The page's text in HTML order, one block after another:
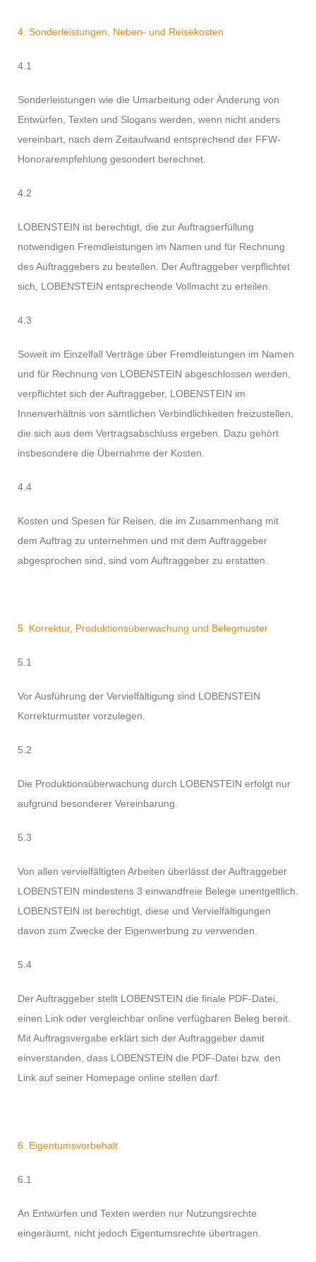
4. Sonderleistungen, Neben- und Reisekosten
4.1
Sonderleistungen wie die Umarbeitung oder Änderung von
Entwürfen, Texten und Slogans werden, wenn nicht anders
vereinbart, nach dem Zeitaufwand entsprechend der FFW-
Honorarempfehlung gesondert berechnet.
4.2
LOBENSTEIN ist berechtigt, die zur Auftragserfüllung
notwendigen Fremdleistungen im Namen und für Rechnung
des Auftraggebers zu bestellen. Der Auftraggeber verpflichtet
sich, LOBENSTEIN entsprechende Vollmacht zu erteilen.
4.3
Soweit im Einzelfall Verträge über Fremdleistungen im Namen
und für Rechnung von LOBENSTEIN abgeschlossen werden,
verpflichtet sich der Auftraggeber, LOBENSTEIN im
Innenverhältnis von sämtlichen Verbindlichkeiten freizustellen,
die sich aus dem Vertragsabschluss ergeben. Dazu gehört
insbesondere die Übernahme der Kosten.
4.4
Kosten und Spesen für Reisen, die im Zusammenhang mit
dem Auftrag zu unternehmen und mit dem Auftraggeber
abgesprochen sind, sind vom Auftraggeber zu erstatten.
5. Korrektur, Produktionsüberwachung und Belegmuster
5.1
Vor Ausführung der Vervielfältigung sind LOBENSTEIN
Korrekturmuster vorzulegen.
5.2
Die Produktionsüberwachung durch LOBENSTEIN erfolgt nur
aufgrund besonderer Vereinbarung.
5.3
Von allen vervielfältigten Arbeiten überlässt der Auftraggeber
LOBENSTEIN mindestens 3 einwandfreie Belege unentgeltlich.
LOBENSTEIN ist berechtigt, diese und Vervielfältigungen
davon zum Zwecke der Eigenwerbung zu verwenden.
5.4
Der Auftraggeber stellt LOBENSTEIN die finale PDF-Datei,
einen Link oder vergleichbar online verfügbaren Beleg bereit.
Mit Auftragsvergabe erklärt sich der Auftraggeber damit
einverstanden, dass LOBENSTEIN die PDF-Datei bzw. den
Link auf seiner Homepage online stellen darf.
6. Eigentumsvorbehalt
6.1
An Entwürfen und Texten werden nur Nutzungsrechte
eingeräumt, nicht jedoch Eigentumsrechte übertragen.